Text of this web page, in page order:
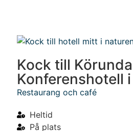
Kock till
Konferenshotell
Restaurang och café
Heltid
På plats